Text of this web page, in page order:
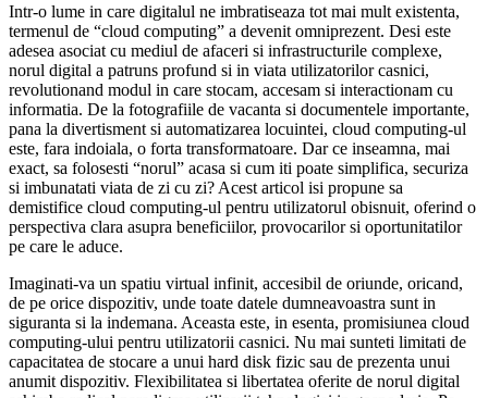
Intr-o lume in care digitalul ne imbratiseaza tot mai mult existenta,
termenul de “cloud computing” a devenit omniprezent. Desi este
adesea asociat cu mediul de afaceri si infrastructurile complexe,
norul digital a patruns profund si in viata utilizatorilor casnici,
revolutionand modul in care stocam, accesam si interactionam cu
informatia. De la fotografiile de vacanta si documentele importante,
pana la divertisment si automatizarea locuintei, cloud computing-ul
este, fara indoiala, o forta transformatoare. Dar ce inseamna, mai
exact, sa folosesti “norul” acasa si cum iti poate simplifica, securiza
si imbunatati viata de zi cu zi? Acest articol isi propune sa
demistifice cloud computing-ul pentru utilizatorul obisnuit, oferind o
perspectiva clara asupra beneficiilor, provocarilor si oportunitatilor
pe care le aduce.
Imaginati-va un spatiu virtual infinit, accesibil de oriunde, oricand,
de pe orice dispozitiv, unde toate datele dumneavoastra sunt in
siguranta si la indemana. Aceasta este, in esenta, promisiunea cloud
computing-ului pentru utilizatorii casnici. Nu mai sunteti limitati de
capacitatea de stocare a unui hard disk fizic sau de prezenta unui
anumit dispozitiv. Flexibilitatea si libertatea oferite de norul digital